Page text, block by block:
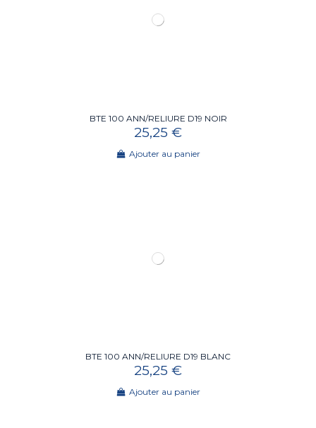
BTE 100 ANN/RELIURE D19 NOIR
25,25 €
Ajouter au panier
BTE 100 ANN/RELIURE D19 BLANC
25,25 €
Ajouter au panier